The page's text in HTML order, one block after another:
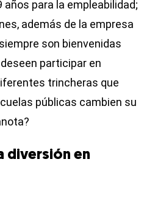
años para la empleabilidad;
además de la empresa
son bienvenidas
participar en
trincheras que
públicas cambien su
diversión en